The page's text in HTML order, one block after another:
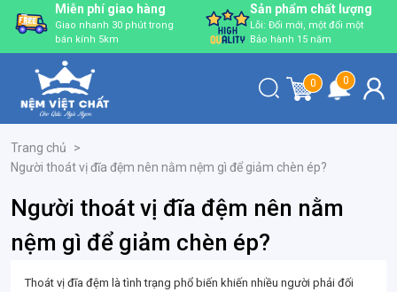
Sản phẩm chất lượng
Lỗi: Đổi mới, một đổi một
Bảo hành 15 năm
Ưu đãi hấp dẫn
Tặng quà từ 700K, 1.2
Triệu, 1.9 Triệu, 2.450
Triệu
0 0
Trang chủ
>
Người thoát vị đĩa đệm nên nằm nệm gì để giảm chèn ép?
Người thoát vị đĩa đệm nên nằm
nệm gì để giảm chèn ép?
Thoát vị đĩa đệm là tình trạng phổ biến khiến nhiều người phải đối